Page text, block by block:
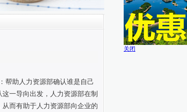
帮助人力资源部确认谁是自己
一导向出发，人力资源部在制
而有助于人力资源部向企业的
关闭